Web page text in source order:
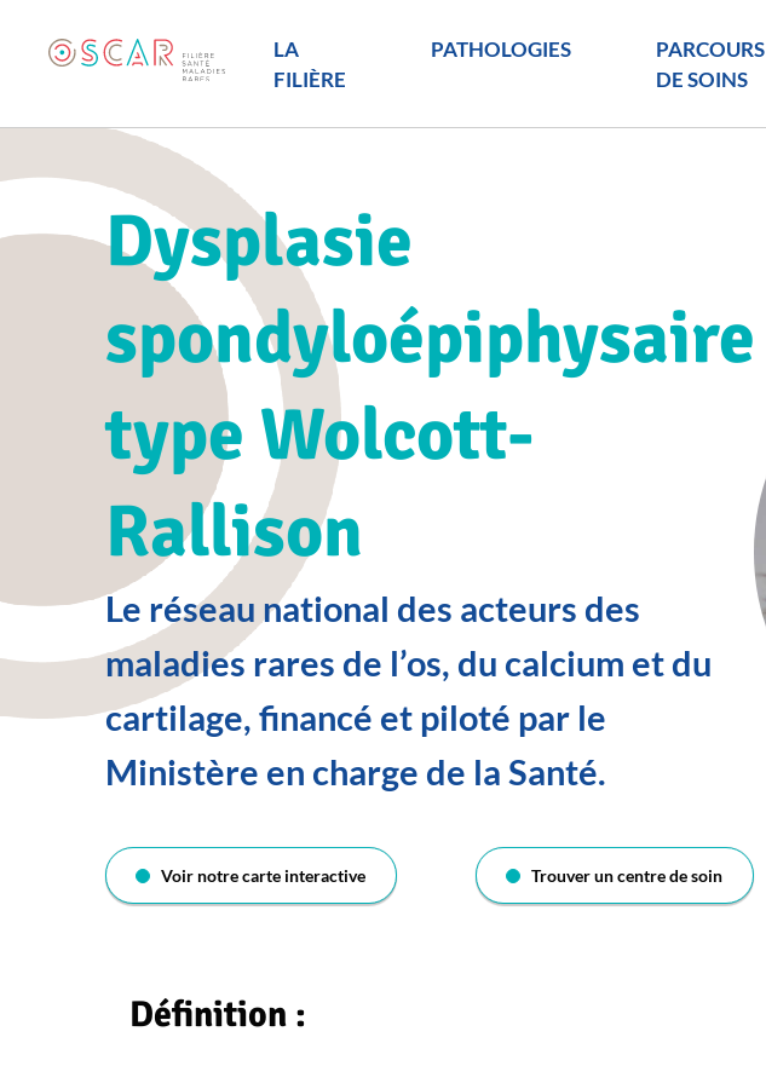
LA
FILIÈRE
PATHOLOGIES
PARCOURS
DE SOINS
Dysplasie
spondyloépiphysaire
type Wolcott-
Rallison
Le réseau national des acteurs des
maladies rares de l’os, du calcium et du
cartilage, financé et piloté par le
Ministère en charge de la Santé.
Voir notre carte interactive Trouver un centre de soin
Définition :